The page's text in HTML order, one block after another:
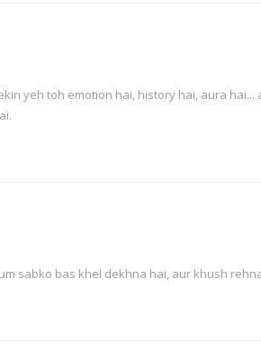
yeh toh emotion hai, history hai, aura hai...
sabko bas khel dekhna hai, aur khush